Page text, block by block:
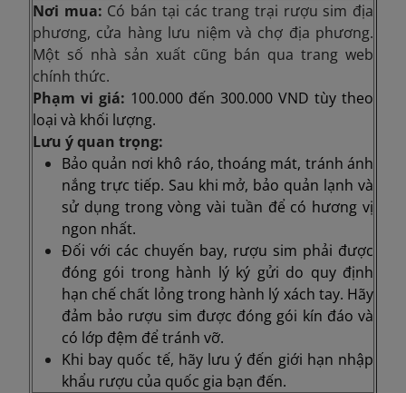
Nơi mua: Có bán tại các trang trại rượu sim địa
phương, cửa hàng lưu niệm và chợ địa phương.
Một số nhà sản xuất cũng bán qua trang web
chính thức.
Phạm vi giá: 100.000 đến 300.000 VND tùy theo
loại và khối lượng.
Lưu ý quan trọng:
Bảo quản nơi khô ráo, thoáng mát, tránh ánh
nắng trực tiếp. Sau khi mở, bảo quản lạnh và
sử dụng trong vòng vài tuần để có hương vị
ngon nhất.
Đối với các chuyến bay, rượu sim phải được
đóng gói trong hành lý ký gửi do quy định
hạn chế chất lỏng trong hành lý xách tay. Hãy
đảm bảo rượu sim được đóng gói kín đáo và
có lớp đệm để tránh vỡ.
Khi bay quốc tế, hãy lưu ý đến giới hạn nhập
khẩu rượu của quốc gia bạn đến.